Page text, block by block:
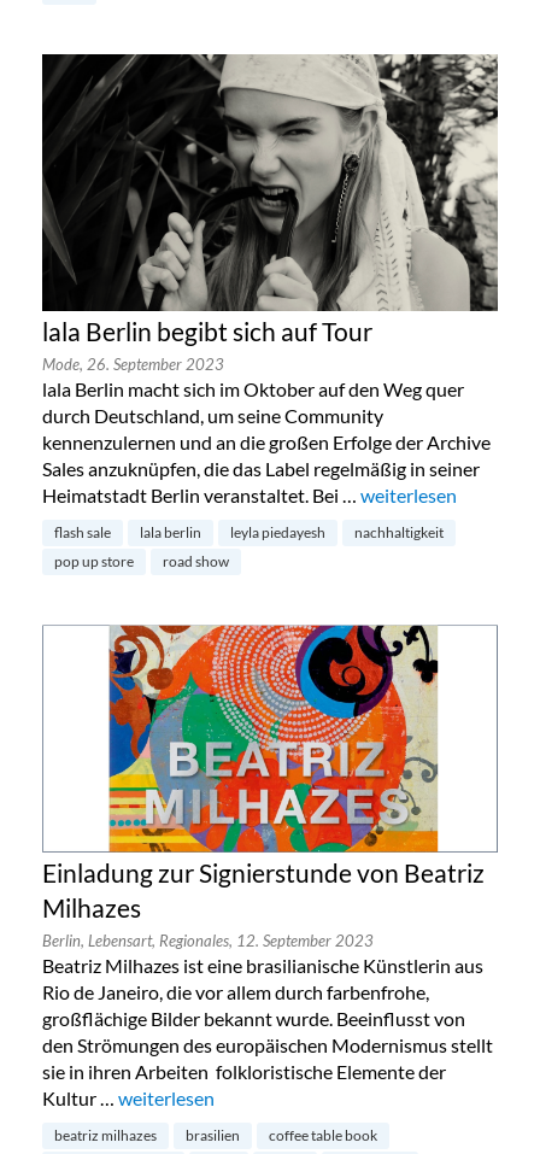
lala Berlin begibt sich auf Tour
Mode, 26. September 2023
lala Berlin macht sich im Oktober auf den Weg quer
durch Deutschland, um seine Community
kennenzulernen und an die großen Erfolge der Archive
Sales anzuknüpfen, die das Label regelmäßig in seiner
Heimatstadt Berlin veranstaltet. Bei … „lala Berlin begibt
weiterlesen
flash sale lala berlin leyla piedayesh
nachhaltigkeit
pop up store
road show
Einladung zur Signierstunde von Beatriz
Milhazes
Berlin, Lebensart, Regionales, 12. September 2023
Beatriz Milhazes ist eine brasilianische Künstlerin aus
Rio de Janeiro, die vor allem durch farbenfrohe,
großflächige Bilder bekannt wurde. Beeinflusst von
den Strömungen des europäischen Modernismus stellt
sie in ihren Arbeiten folkloristische Elemente der
Kultur … „Einladung zur Signierstunde von Beatriz Milhazes“
weiterlesen
beatriz milhazes brasilien
coffee table book